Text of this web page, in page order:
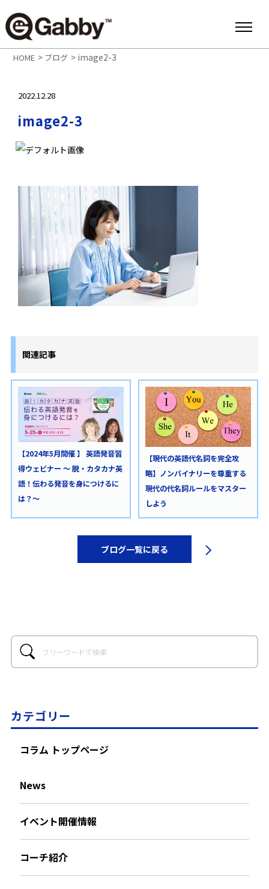
HOME > ブログ > image2-3
2022.12.28
image2-3
関連記事
【2024年5月開催 】 英語発音習
得ウェビナー ～ 脱・カタカナ英
語！伝わる発音を身につけるに
は？〜
【現代の英語代名詞を完全攻
略】ノンバイナリーを尊重する
現代の代名詞ルールをマスター
しよう
ブログ一覧に戻る
カテゴリー
コラム トップページ
News
イベント開催情報
コーチ紹介